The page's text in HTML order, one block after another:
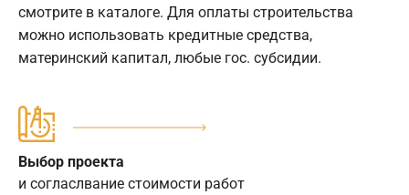
смотрите в каталоге. Для оплаты строительства
можно использовать кредитные средства,
материнский капитал, любые гос. субсидии.
Выбор проекта
и согласлвание стоимости работ